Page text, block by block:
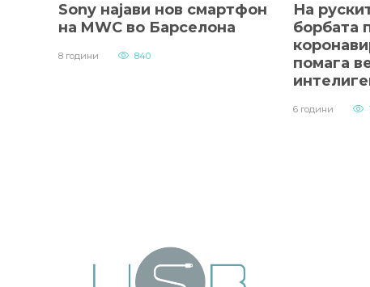
Sony најави нов смартфон
на MWC во Барселона
8 години 840
На
борбата
помага
6 години